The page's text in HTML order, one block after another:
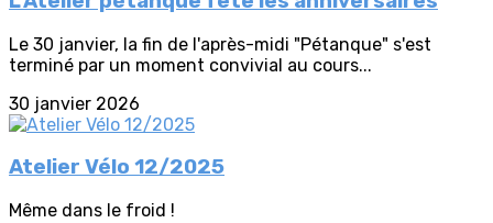
Le 30 janvier, la fin de l'après-midi "Pétanque" s'est
terminé par un moment convivial au cours...
30 janvier 2026
Atelier Vélo 12/2025
Même dans le froid !